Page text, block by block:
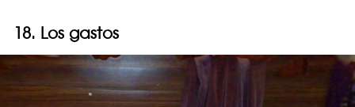
18. Los gastos